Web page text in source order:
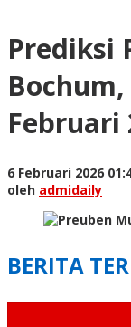
Prediksi
Februari
6 Februari 2026
oleh admidaily
BERITA